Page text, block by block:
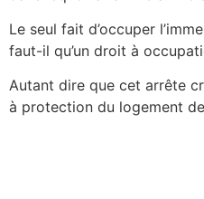
Le seul fait d’occuper
faut-il qu’un droit à
Autant dire que cet arrête
à protection du logement